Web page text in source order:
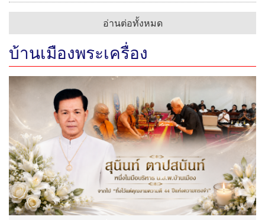
อ่านต่อทั้งหมด
บ้านเมืองพระเครื่อง